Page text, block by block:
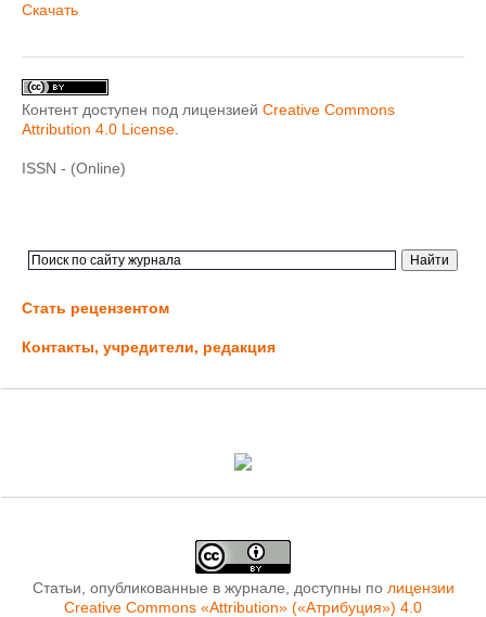
Скачать
Контент доступен под лицензией Creative Commons
Attribution 4.0 License
ISSN - (Online)
Стать рецензентом
Контакты, учредители, редакция
Статьи, опубликованные в журнале, доступны по лицензии
Creative Commons «Attribution» («Атрибуция») 4.0